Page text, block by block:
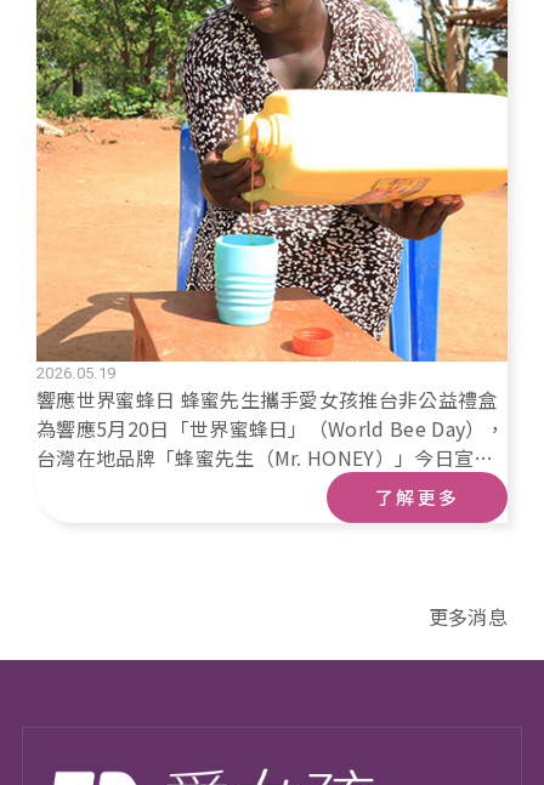
2026.05.19
響應世界蜜蜂日 蜂蜜先生攜手愛女孩推台非公益禮盒
為響應5月20日「世界蜜蜂日」（World Bee Day），
台灣在地品牌「蜂蜜先生（Mr. HONEY）」今日宣
布，與致力於非洲援助的「愛女孩國際關懷協會
（Love Binti）」展開跨界公益合作。雙方共同推出
了解更多
更多消息